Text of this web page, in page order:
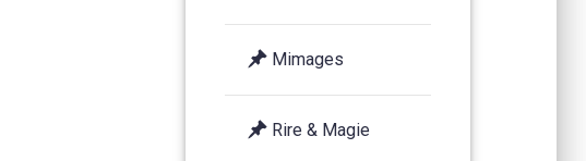
Mimages
Rire & Magie